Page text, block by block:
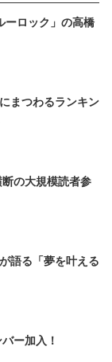
ーロック」の高橋
まつわるランキン
の大規模読者参
語る「夢を叶える
ー加入！